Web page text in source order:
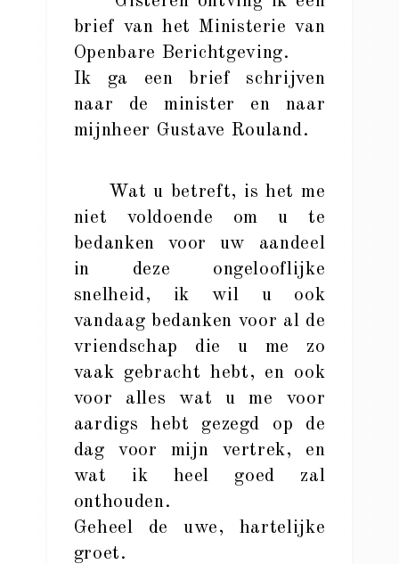
brief van het Ministerie van
Openbare Berichtgeving.
Ik ga een brief schrijven
naar de minister en naar
mijnheer Gustave Rouland.
Wat u betreft, is het me
niet voldoende om u te
bedanken voor uw aandeel
in deze ongelooflijke
snelheid, ik wil u ook
vandaag bedanken voor al de
vriendschap die u me zo
vaak gebracht hebt, en ook
voor alles wat u me voor
aardigs hebt gezegd op de
dag voor mijn vertrek, en
wat ik heel goed zal
onthouden.
Geheel de uwe, hartelijke
groet.